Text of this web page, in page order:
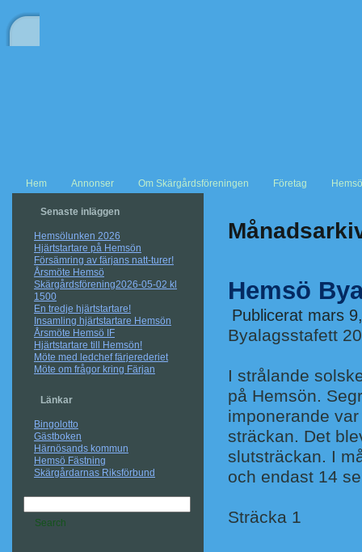
Hem Annonser Om Skärgårdsföreningen Företag
Senaste inläggen
Hemsölunken 2026
Hjärtstartare på Hemsön
Försämring av färjans natt-turer!
Årsmöte Hemsö
Skärgårdsförening2026-05-02 kl
1500
En tredje hjärtstartare!
Insamling hjärtstartare Hemsön
Årsmöte Hemsö IF
Hjärtstartare till Hemsön!
Möte med ledchef färjerederiet
Möte om frågor kring Färjan
Länkar
Bingolotto
Gästboken
Härnösands kommun
Hemsö Fästning
Skärgårdarnas Riksförbund
Hemsö
Publicerat mars
Byalagsstafett
I strålande
på Hemsön.
imponerande
sträckan. Det
slutsträckan. I
och endast 14
Sträcka 1